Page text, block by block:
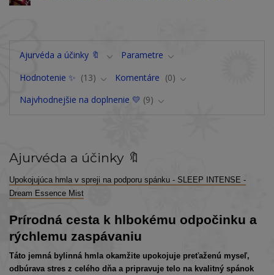
Ajurvéda a účinky 🔖
Parametre
Hodnotenie ✨
13 Komentáre
0
Najvhodnejšie na doplnenie 💛 9
Ajurvéda a účinky 🔖
Upokojujúca hmla v spreji na podporu spánku - SLEEP INTENSE -
Dream Essence Mist
Prírodná cesta k hlbokému odpočinku a
rýchlemu zaspávaniu
Táto jemná bylinná hmla okamžite upokojuje preťaženú myseľ,
odbúrava stres z celého dňa a pripravuje telo na kvalitný spánok